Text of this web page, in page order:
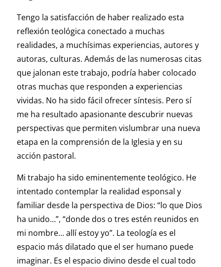
Tengo la satisfacción de haber realizado esta
reflexión teológica conectado a muchas
realidades, a muchísimas experiencias, autores y
autoras, culturas. Además de las numerosas citas
que jalonan este trabajo, podría haber colocado
otras muchas que responden a experiencias
vividas. No ha sido fácil ofrecer síntesis. Pero sí
me ha resultado apasionante descubrir nuevas
perspectivas que permiten vislumbrar una nueva
etapa en la comprensión de la Iglesia y en su
acción pastoral.
Mi trabajo ha sido eminentemente teológico. He
intentado contemplar la realidad esponsal y
familiar desde la perspectiva de Dios: “lo que Dios
ha unido…”, “donde dos o tres estén reunidos en
mi nombre… allí estoy yo”. La teología es el
espacio más dilatado que el ser humano puede
imaginar. Es el espacio divino desde el cual todo